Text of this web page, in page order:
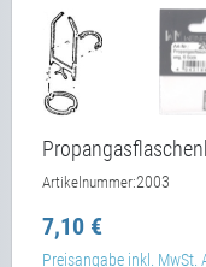
Artikelnummer:2003
7,10 €
Preisangabe inkl.